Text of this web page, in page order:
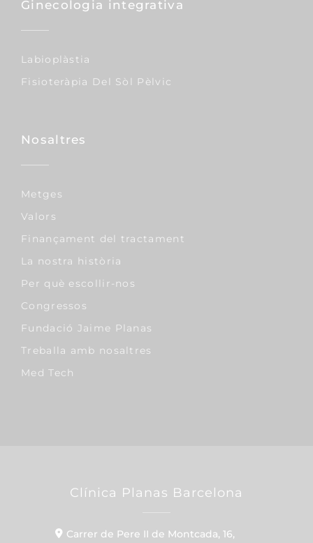
Ginecologia integrativa
Labioplàstia
Fisioteràpia Del Sòl Pèlvic
Nosaltres
Metges
Valors
Finançament del tractament
La nostra història
Per què escollir-nos
Congressos
Fundació Jaime Planas
Treballa amb nosaltres
Med Tech
Clínica Planas Barcelona
Carrer de Pere II de Montcada, 16,